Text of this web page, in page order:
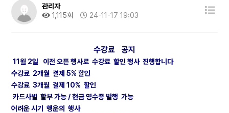
관리자
1,115회
24-11-17 19:03
수강료 공지
11월 2일 이전 오픈 행사로 수강료 할인 행사 진행합니다
수강료 2개월 결제 5% 할인
수강료 3개월 결제 10% 할인
카드사별 할부 가능 / 현금 영수증 발행 가능
어려운 시기 행운의 행사